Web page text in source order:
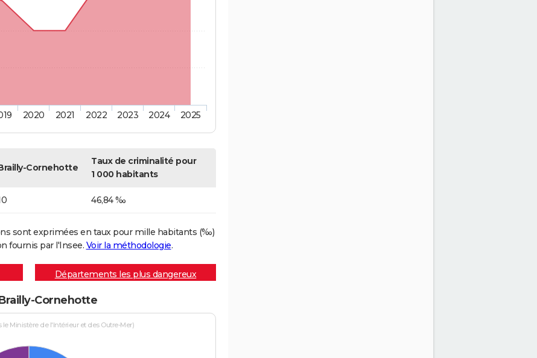
2020 2021 2022 2023 2024 2025
Cornehotte
Taux de criminalité pour
1 000 habitants
46,84 ‰
sont exprimées en taux pour mille habitants (‰)
fournis par l'Insee. Voir la méthodologie.
Départements les plus dangereux
Cornehotte
Ministère de l'Intérieur et des Outre-Mer)